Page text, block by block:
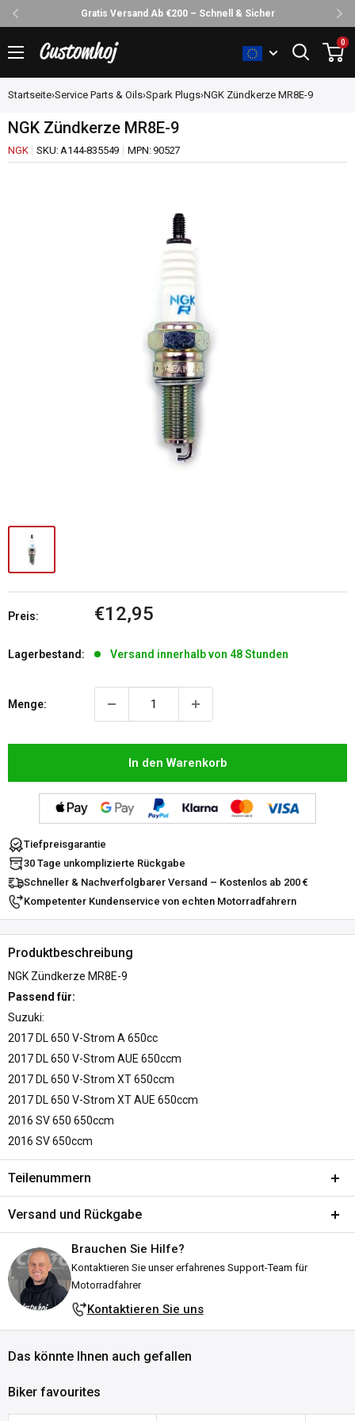
Gratis Versand Ab €200 – Schnell & Sicher
zum
Inhalt
Customhoj
0
Startseite›Service Parts & Oils›Spark Plugs›NGK Zündkerze MR8E-9
NGK Zündkerze MR8E-9
NGK SKU:A144-835549 MPN:90527
Preis: Sonderpreis
€12,95
Lagerbestand: Versand innerhalb von 48 Stunden
Menge:
In den Warenkorb
Tiefpreisgarantie
30 Tage unkomplizierte Rückgabe
Schneller & Nachverfolgbarer Versand – Kostenlos ab 200 €
Kompetenter Kundenservice von echten Motorradfahrern
Produktbeschreibung
NGK Zündkerze MR8E-9
Passend für:
Suzuki:
2017 DL 650 V-Strom A 650cc
2017 DL 650 V-Strom AUE 650ccm
2017 DL 650 V-Strom XT 650ccm
2017 DL 650 V-Strom XT AUE 650ccm
2016 SV 650 650ccm
2016 SV 650ccm
Teilenummern
SKU: A144-835549
MPN:90527
DPN:933144
Versand und Rückgabe
Versand und Lieferzeiten
Alle Bestellungen werden von unserem Lager in Falkenberg,
Schweden, versandt. Wir bemühen uns, sie schnell zu versenden!
Erklärung zum Lagerbestand:
Auf Lager:
Versandfertig innerhalb des angegebenen Zeitraums
Werktage nach Versand, je
Brauchen Sie Hilfe?
Kontaktieren Sie unser erfahrenes Support-Team für
Motorradfahrer
Kontaktieren Sie uns
Das könnte Ihnen auch gefallen
Biker favourites